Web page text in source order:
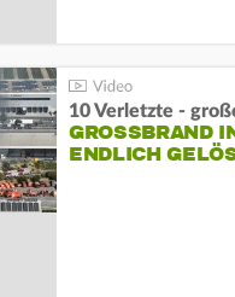
10 Verletzte -
GROSSBRAND
NDLICH